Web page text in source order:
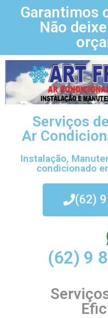
Garantimos
Não
Serviços
Ar
Instalação,
condicionado
(62)
(62) 9